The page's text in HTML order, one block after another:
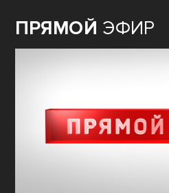
ПРЯМОЙ ЭФИР